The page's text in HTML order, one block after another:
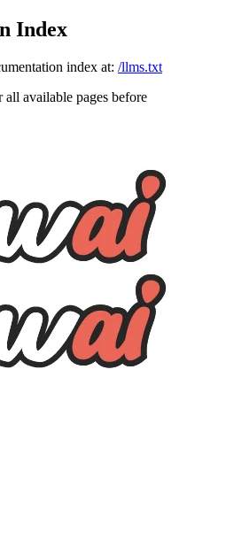
Index
index at: /llms.txt
available pages before